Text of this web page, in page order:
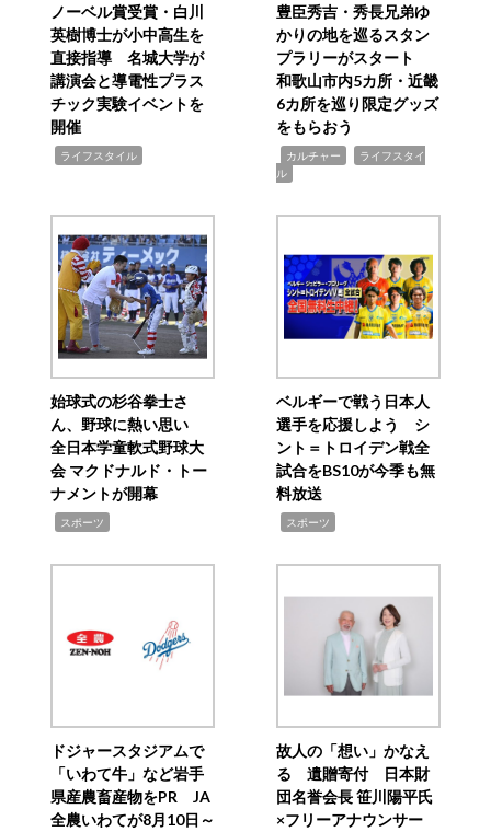
ノーベル賞受賞・白川
英樹博士が小中高生を
直接指導 名城大学が
講演会と導電性プラス
チック実験イベントを
開催
ライフスタイル
豊臣秀吉・秀長兄弟ゆ
かりの地を巡るスタン
プラリーがスタート
和歌山市内5カ所・近畿
6カ所を巡り限定グッズ
をもらおう
カルチャー
ライフスタイ
ル
始球式の杉谷拳士さ
ん、野球に熱い思い
全日本学童軟式野球大
会 マクドナルド・トー
ナメントが開幕
スポーツ
ベルギーで戦う日本人
選手を応援しよう シ
ント＝トロイデン戦全
試合をBS10が今季も無
料放送
スポーツ
ドジャースタジアムで
「いわて牛」など岩手
県産農畜産物をPR JA
全農いわてが8月10日～
故人の「想い」かなえ
る 遺贈寄付 日本財
団名誉会長 笹川陽平氏
×フリーアナウンサー